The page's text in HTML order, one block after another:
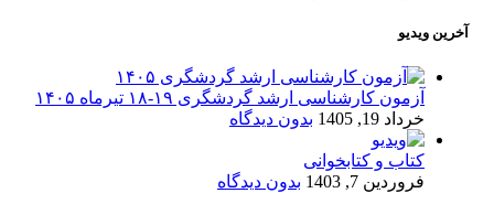
آخرین ویدیو
آزمون کارشناسی ارشد گردشگری ۱۹-۱۸ تیرماه ۱۴۰۵
خرداد 19, 1405
بدون دیدگاه
کتاب و کتابخوانی
فروردین 7, 1403
بدون دیدگاه